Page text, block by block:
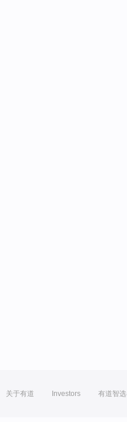
关于有道 Investors 有道智选